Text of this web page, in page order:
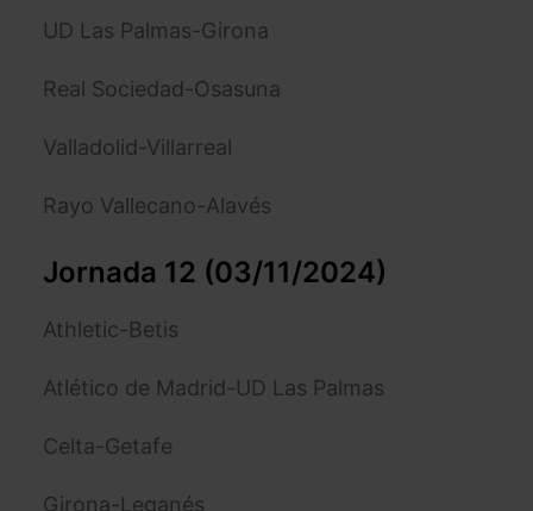
UD Las Palmas-Girona
Real Sociedad-Osasuna
Valladolid-Villarreal
Rayo Vallecano-Alavés
Jornada 12 (03/11/2024)
Athletic-Betis
Atlético de Madrid-UD Las Palmas
Celta-Getafe
Girona-Leganés